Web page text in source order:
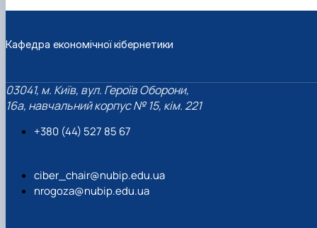
Кафедра економічної кібернетики
03041, м. Київ, вул. Героїв Оборони,
16а, навчальний корпус № 15, кім. 221
+380 (44) 527 85 67‬
ciber_chair@nubip.edu.ua
nrogoza@nubip.edu.ua